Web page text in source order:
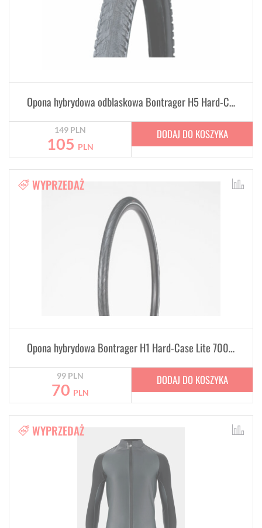
Opona hybrydowa odblaskowa Bontrager H5 Hard-Case Ultimate 700C x 45 mm
149 PLN
105 PLN
DODAJ DO KOSZYKA
WYPRZEDAŻ
Opona hybrydowa Bontrager H1 Hard-Case Lite 700C x 32mm
99 PLN
70 PLN
DODAJ DO KOSZYKA
WYPRZEDAŻ